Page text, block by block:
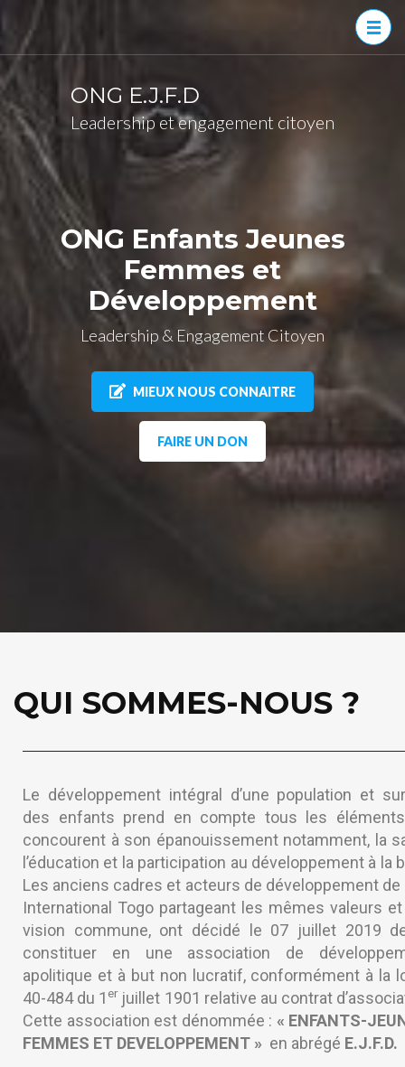
ONG E.J.F.D
Leadership et engagement citoyen
ONG Enfants Jeunes
Femmes et
Développement
Leadership & Engagement Citoyen
MIEUX NOUS CONNAITRE
FAIRE UN DON
QUI SOMMES-NOUS ?
Le développement intégral d’une population et
des enfants prend en compte tous les
concourent à son épanouissement notamment, la
l’éducation et la participation au développement à la
Les anciens cadres et acteurs de développement de
International Togo partageant les mêmes valeurs
vision commune, ont décidé le 07 juillet 2019
constituer en une association de
apolitique et à but non lucratif, conformément à la
40-484 du 1 erjuillet 1901 relative au contrat
Cette association est dénommée : « ENFANTS-
FEMMES ET DEVELOPPEMENT » en abrégé E.J.F.D.